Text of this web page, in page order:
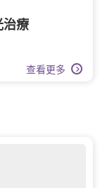
治療
查看更多